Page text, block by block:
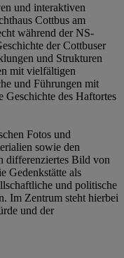
und interaktiven
Cottbus am
während der NS-
der Cottbuser
und Strukturen
mit vielfältigen
und Führungen mit
Geschichte des Haftortes
Fotos und
sowie den
differenziertes Bild von
Gedenkstätte als
und politische
Im Zentrum steht hierbei
und der